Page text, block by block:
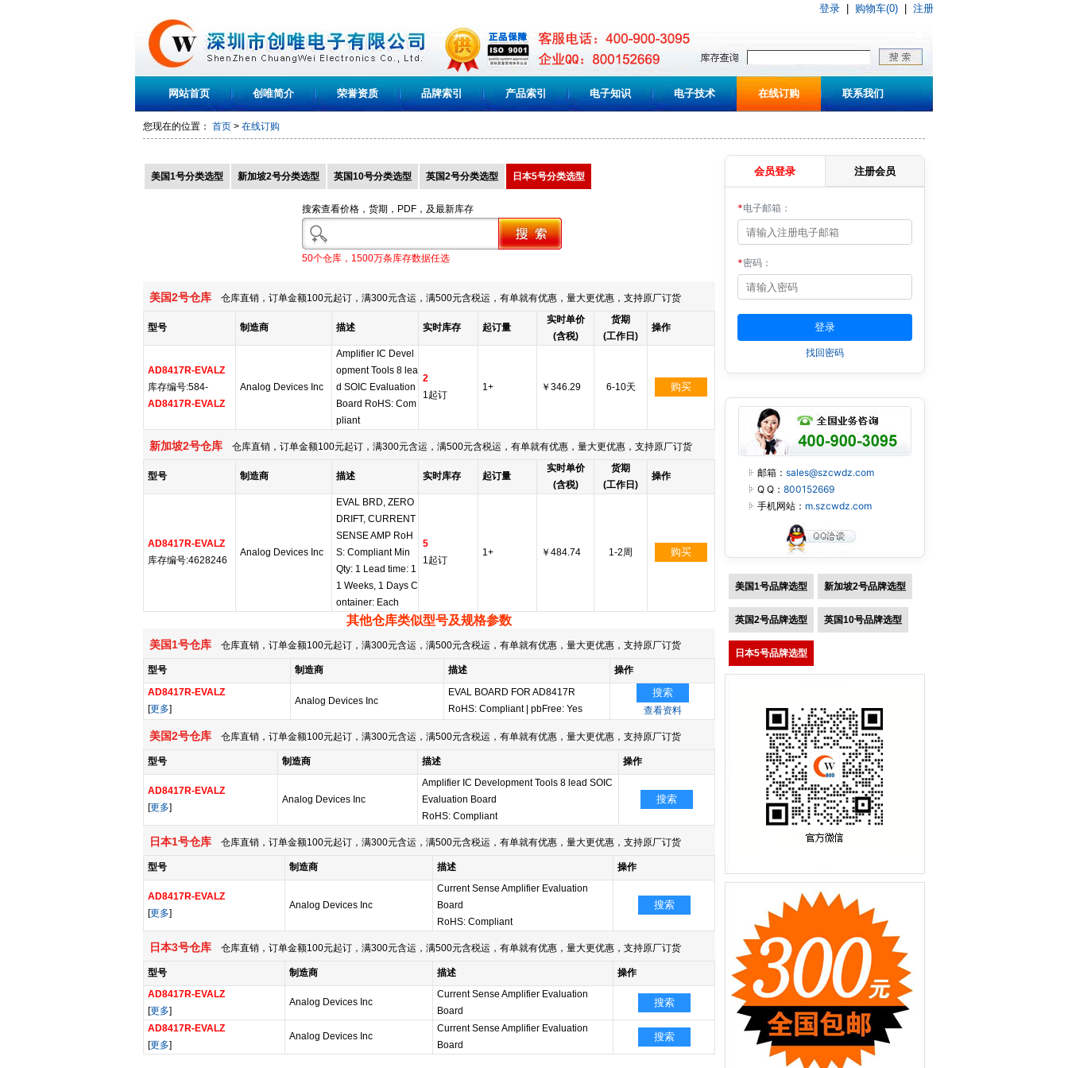
登录 购物车(0) 注册
网站首页 创唯简介 荣誉资质 品牌索引 产品索引 电子知识 电子技术 在线订购 联系我们
您现在的位置： 首页 > 在线订购
美国1号分类选型 新加坡2号分类选型 英国10号分类选型 英国2号分类选型 日本5号分类选型
搜索查看价格，货期，PDF，及最新库存
50个仓库，1500万条库存数据任选
美国2号仓库 仓库直销，订单金额100元起订，满300元含运，满500元含税运，有单就有优惠，量大更优惠，支持原厂订货
型号 制造商 描述 实时库存 起订量
实时单价
(含税)
货期
(工作日)
操作
AD8417R-EVALZ
库存编号:584-
AD8417R-EVALZ
Analog Devices Inc
Amplifier IC Devel
opment Tools 8 lea
d SOIC Evaluation
Board RoHS: Com
pliant
2
1起订
1+ ￥346.29 6-10天 购买
新加坡2号仓库 仓库直销，订单金额100元起订，满300元含运，满500元含税运，有单就有优惠，量大更优惠，支持原厂订货
型号 制造商 描述 实时库存 起订量
实时单价
(含税)
货期
(工作日)
操作
AD8417R-EVALZ
库存编号:4628246
Analog Devices Inc
EVAL BRD, ZERO
DRIFT, CURRENT
SENSE AMP RoH
S: Compliant Min
Qty: 1 Lead time: 1
1 Weeks, 1 Days C
ontainer: Each
5
1起订
1+ ￥484.74 1-2周 购买
其他仓库类似型号及规格参数
美国1号仓库 仓库直销，订单金额100元起订，满300元含运，满500元含税运，有单就有优惠，量大更优惠，支持原厂订货
型号 制造商 描述
操作
AD8417R-EVALZ
[更多]
Analog Devices Inc
EVAL BOARD FOR AD8417R
RoHS: Compliant pbFree: Yes
搜索
查看资料
美国2号仓库 仓库直销，订单金额100元起订，满300元含运，满500元含税运，有单就有优惠，量大更优惠，支持原厂订货
型号 制造商 描述 操作
AD8417R-EVALZ
[更多]
Analog Devices Inc
Amplifier IC Development Tools 8 lead SOIC
Evaluation Board
RoHS: Compliant
搜索
日本1号仓库 仓库直销，订单金额100元起订，满300元含运，满500元含税运，有单就有优惠，量大更优惠，支持原厂订货
型号 制造商 描述 操作
AD8417R-EVALZ
[更多]
Analog Devices Inc
Current Sense Amplifier Evaluation
Board
RoHS: Compliant
搜索
日本3号仓库 仓库直销，订单金额100元起订，满300元含运，满500元含税运，有单就有优惠，量大更优惠，支持原厂订货
型号 制造商 描述
操作
AD8417R-EVALZ
[更多]
Analog Devices Inc
Current Sense Amplifier Evaluation
Board
搜索
AD8417R-EVALZ
[更多]
Analog Devices Inc
Current Sense Amplifier Evaluation
Board
搜索
会员登录 注册会员
*电子邮箱：
*密码：
找回密码
邮箱： sales@szcwdz.com
Q Q： 800152669
手机网站： m.szcwdz.com
美国1号品牌选型 新加坡2号品牌选型
英国2号品牌选型 英国10号品牌选型
日本5号品牌选型